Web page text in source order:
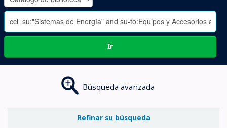
-
Ir
Búsqueda avanzada
Refinar su búsqueda